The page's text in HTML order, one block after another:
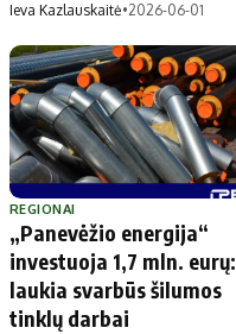
Ieva Kazlauskaitė•2026-06-01
REGIONAI
„Panevėžio energija“
investuoja 1,7 mln. eurų:
laukia svarbūs šilumos
tinklų darbai